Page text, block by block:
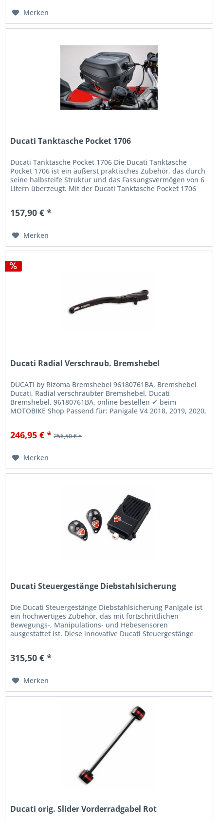
Merken
Ducati Tanktasche Pocket 1706
Ducati Tanktasche Pocket 1706 Die Ducati Tanktasche
Pocket 1706 ist ein äußerst praktisches Zubehör, das durch
seine halbsteife Struktur und das Fassungsvermögen von 6
Litern überzeugt. Mit der Ducati Tanktasche Pocket 1706
157,90 € *
Merken
Ducati Radial Verschraub. Bremshebel
DUCATI by Rizoma Bremshebel 96180761BA, Bremshebel
Ducati, Radial verschraubter Bremshebel, Ducati
Bremshebel, 96180761BA, online bestellen ✔ beim
MOTOBIKE Shop Passend für: Panigale V4 2018, 2019, 2020,
246,95 € * 256,50 € *
Merken
Ducati Steuergestänge Diebstahlsicherung
Die Ducati Steuergestänge Diebstahlsicherung Panigale ist
ein hochwertiges Zubehör, das mit fortschrittlichen
Bewegungs-, Manipulations- und Hebesensoren
ausgestattet ist. Diese innovative Ducati Steuergestänge
315,50 € *
Merken
Ducati orig. Slider Vorderradgabel Rot